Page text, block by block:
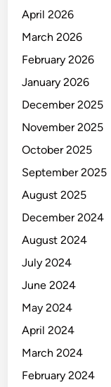
April 2026
March 2026
February 2026
January 2026
December 2025
November 2025
October 2025
September 2025
August 2025
December 2024
August 2024
July 2024
June 2024
May 2024
April 2024
March 2024
February 2024